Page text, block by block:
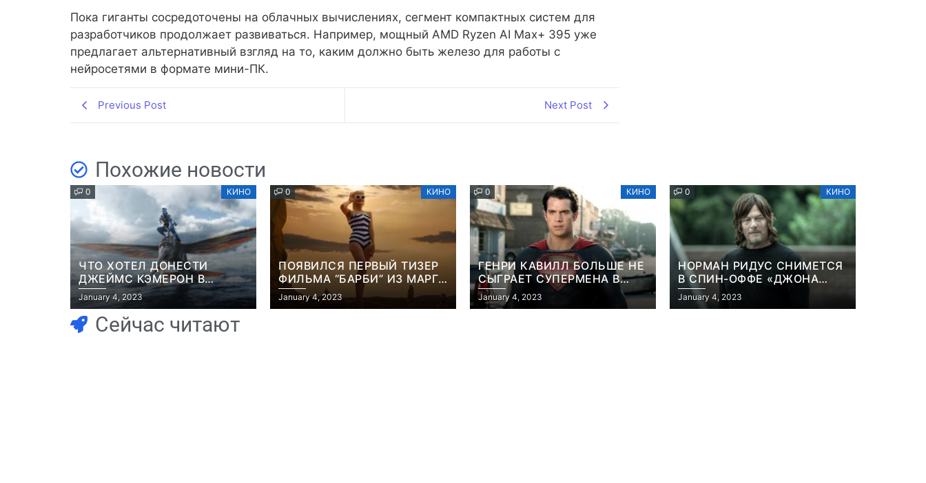
Пока гиганты сосредоточены на облачных вычислениях, сегмент компактных систем для
разработчиков продолжает развиваться. Например, мощный AMD Ryzen AI Max+ 395 уже
предлагает альтернативный взгляд на то, каким должно быть железо для работы с
нейросетями в формате мини-ПК.
Previous Post Next Post
Похожие новости
0 КИНО
ЧТО ХОТЕЛ ДОНЕСТИ
ДЖЕЙМС КЭМЕРОН В
ФИЛЬМЕ “АВАТАР: ПУТЬ
ВОДЫ”
January 4, 2023
0 КИНО
ПОЯВИЛСЯ ПЕРВЫЙ ТИЗЕР
ФИЛЬМА “БАРБИ” ИЗ МАРГО
РОББИ
January 4, 2023
0 КИНО
ГЕНРИ КАВИЛЛ БОЛЬШЕ НЕ
СЫГРАЕТ СУПЕРМЕНА В
ФИЛЬМЕ ДЖЕЙМСА ГАННА
January 4, 2023
0 КИНО
НОРМАН РИДУС СНИМЕТСЯ
В СПИН-ОФФЕ «ДЖОНА
УИКА»
January 4, 2023
Сейчас читают